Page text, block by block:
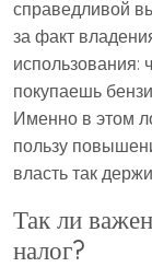
справедливой
за факт
покупаешь
Именно в этом
пользу
власть так
Так ли
налог?